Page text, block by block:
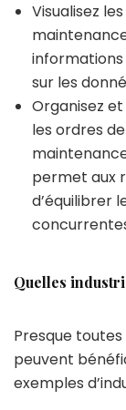
Visualisez
informations
sur les
Organisez
les ordres
permet aux
d’équilibrer
Quelles
Presque
peuvent
exemples